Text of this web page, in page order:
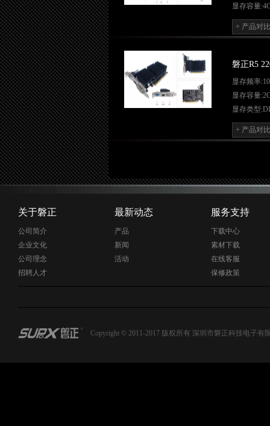
显存容量
显存类型
显存宽位
输出接口
+ 产品对比
磐正R5
显存频率
显存容量
显存类型
显存宽位
显卡功耗
散热:散热片
显卡平台
主板接口
+ 产品对比
关于磐正
公司简介
企业文化
公司理念
招聘人才
最新动态
产品
新闻
活动
服务支持
下载中心
素材下载
在线客服
保修政策
Copyright © 2011-2017 版权所有 深圳市磐正科技电子有